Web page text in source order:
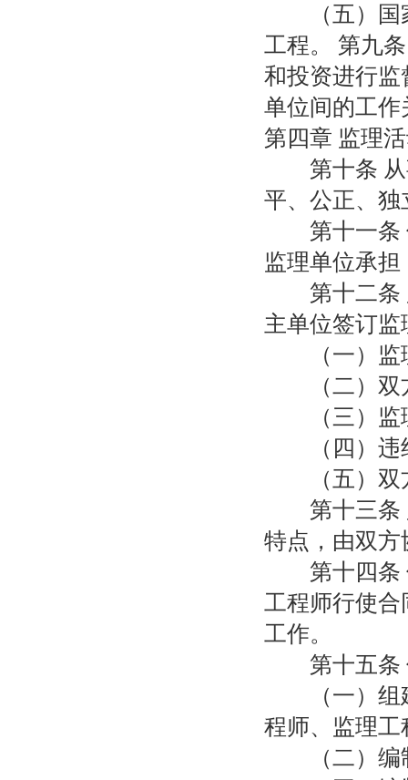
（五）国家
工程。 第九
和投资进行
单位间的工作
第四章 监理
第十条 从
平、公正、
第十一条
监理单位承
第十二条
主单位签订
（一）监
（二）双
（三）监
（四）违
（五）双
第十三条
特点，由双
第十四条
工程师行使
工作。
第十五条
（一）组建
程师、监理
（二）编制